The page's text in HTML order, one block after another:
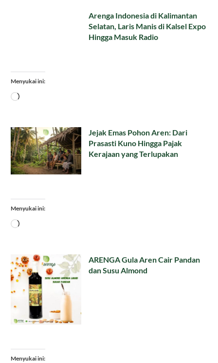
Arenga Indonesia di Kalimantan
Selatan, Laris Manis di Kalsel Expo
Hingga Masuk Radio
Menyukai ini:
Memuat...
Jejak Emas Pohon Aren: Dari
Prasasti Kuno Hingga Pajak
Kerajaan yang Terlupakan
Menyukai ini:
Memuat...
ARENGA Gula Aren Cair Pandan
dan Susu Almond
Menyukai ini: